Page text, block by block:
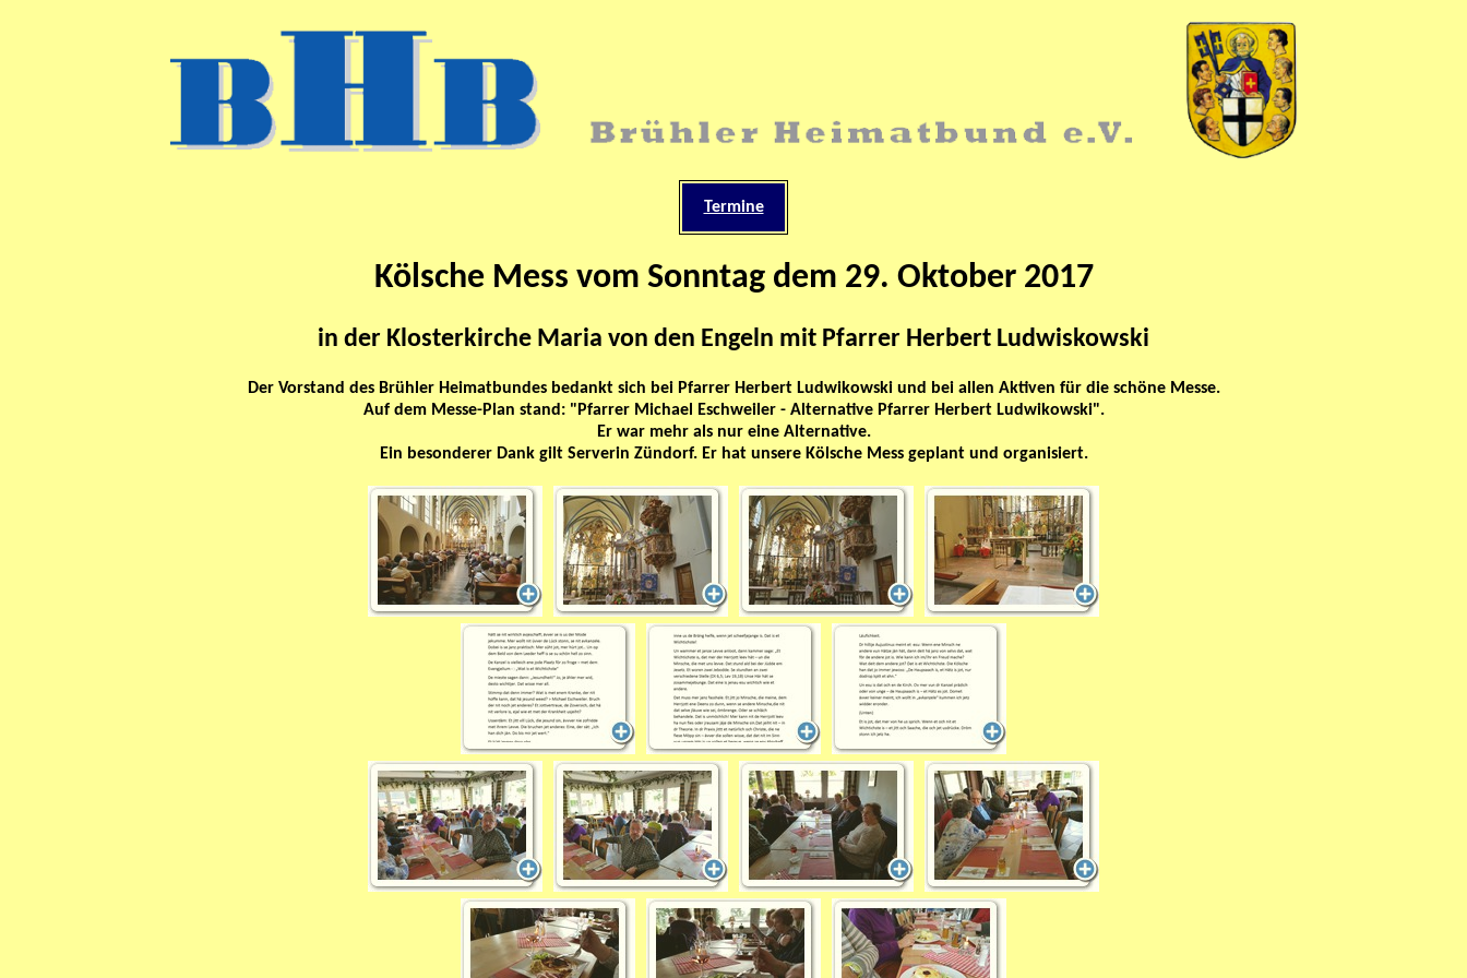
Termine
Kölsche Mess vom Sonntag dem 29. Oktober 2017
in der Klosterkirche Maria von den Engeln mit Pfarrer Herbert Ludwiskowski
Der Vorstand des Brühler Heimatbundes bedankt sich bei Pfarrer Herbert Ludwikowski und bei allen Aktiven für die schöne Messe.
Auf dem Messe-Plan stand: "Pfarrer Michael Eschweiler - Alternative Pfarrer Herbert Ludwikowski".
Er war mehr als nur eine Alternative.
Ein besonderer Dank gilt Serverin Zündorf. Er hat unsere Kölsche Mess geplant und organisiert.